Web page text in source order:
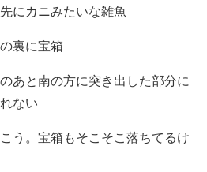
にカニみたいな雑魚
裏に宝箱
あと南の方に突き出した部分に
ない
う。宝箱もそこそこ落ちてるけ